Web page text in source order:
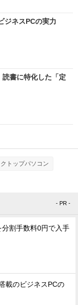
ジネスPCの実力
書に特化した「定
トップパソコン
- PR -
割手数料0円で入手
載のビジネスPCの